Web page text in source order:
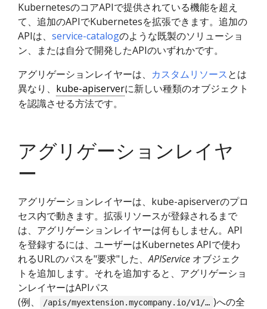
KubernetesのコアAPIで提供されている機能を超え
て、追加のAPIでKubernetesを拡張できます。追加の
APIは、 service-catalogのような既製のソリューショ
ン、または自分で開発したAPIのいずれかです。
アグリゲーションレイヤーは、 カスタムリソースとは
異なり、 kube-apiserverに新しい種類のオブジェクト
を認識させる方法です。
アグリゲーションレイヤ
ー
アグリゲーションレイヤーは、kube-apiserverのプロ
セス内で動きます。拡張リソースが登録されるまで
は、アグリゲーションレイヤーは何もしません。API
を登録するには、ユーザーはKubernetes APIで使わ
れるURLのパスを"要求"した、APIService オブジェク
トを追加します。それを追加すると、アグリゲーショ
ンレイヤーはAPIパス
(例、
/apis/myextension.mycompany.io/v1/… )への全